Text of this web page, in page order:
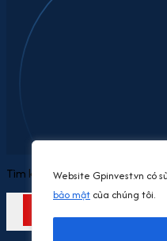
Website Gpinvest.vn có
bảo mật của chúng tôi.
Tìm kiếm
Tìm kiếm